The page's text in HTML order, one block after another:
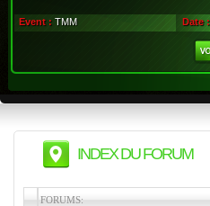
Event : TMM Date :
INDEX DU FORUM
FORUMS: